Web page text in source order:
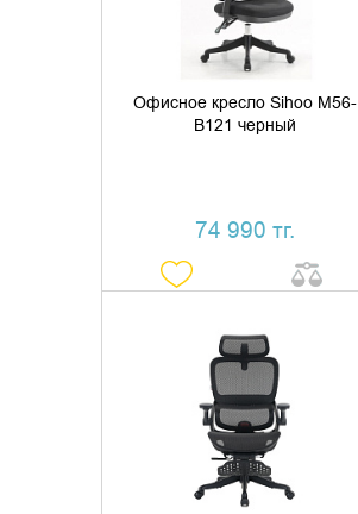
Офисное кресло Sihoo M56-
B121 черный
74 990 тг.
ДОБАВИТЬ В КОРЗИНУ
КУПИТЬ В 1 КЛИК